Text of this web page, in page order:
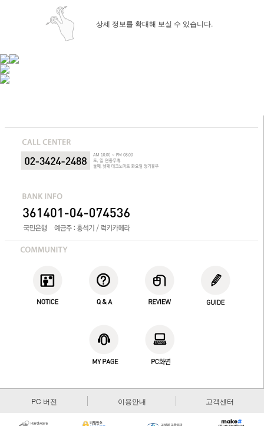
상세 정보를 확대해 보실 수 있습니다.
PC 버전 이용안내 고객센터